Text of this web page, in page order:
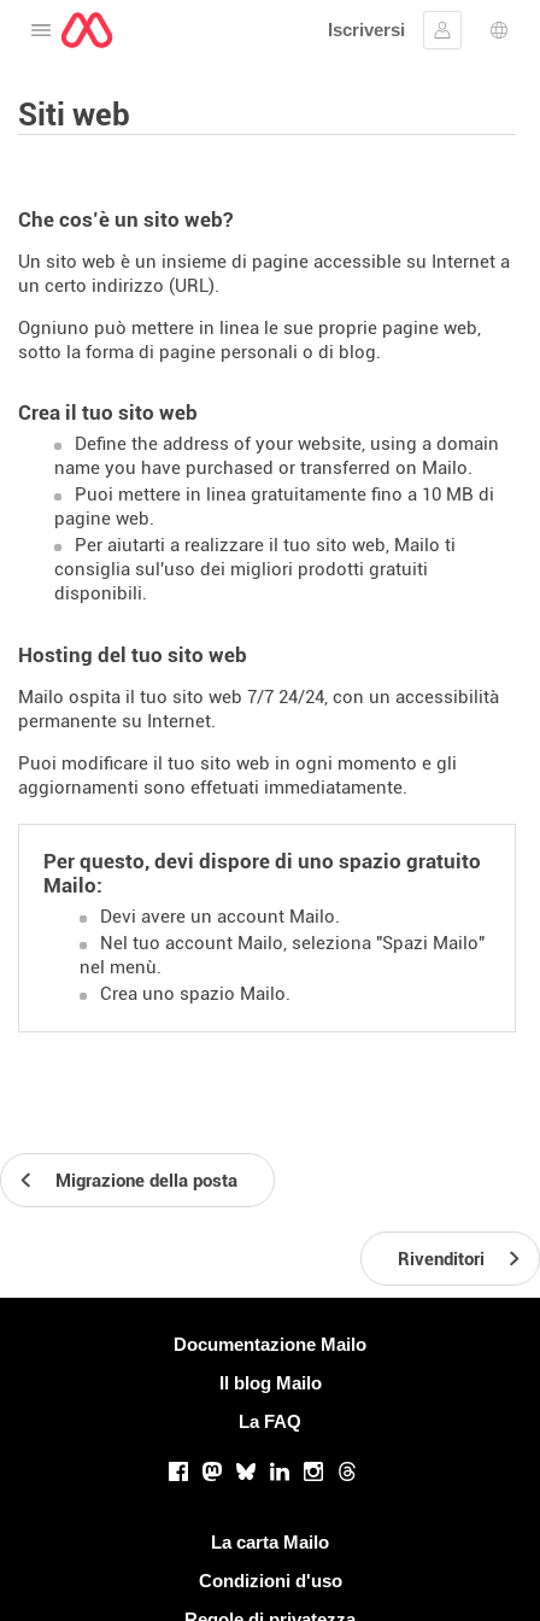
Aprire il menu
Iscriversi
Collegarsi
Siti web
Che cos’è un sito web?
Un sito web è un insieme di pagine accessible su Internet a
un certo indirizzo (URL).
Ogniuno può mettere in linea le sue proprie pagine web,
sotto la forma di pagine personali o di blog.
Crea il tuo sito web
Define the address of your website, using a domain
name you have purchased or transferred on Mailo.
Puoi mettere in linea gratuitamente fino a 10 MB di
pagine web.
Per aiutarti a realizzare il tuo sito web, Mailo ti
consiglia sul'uso dei migliori prodotti gratuiti
disponibili.
Hosting del tuo sito web
Mailo ospita il tuo sito web 7/7 24/24, con un accessibilità
permanente su Internet.
Puoi modificare il tuo sito web in ogni momento e gli
aggiornamenti sono effetuati immediatamente.
Per questo, devi dispore di uno spazio gratuito
Mailo:
Devi avere un account Mailo.
Nel tuo account Mailo, seleziona "Spazi Mailo"
nel menù.
Crea uno spazio Mailo.
Migrazione della posta
Rivenditori
Documentazione Mailo
Il blog Mailo
La FAQ
Facebook
Mastodon
BlueskyLinkedInInstagram
Threads
La carta Mailo
Condizioni d'uso